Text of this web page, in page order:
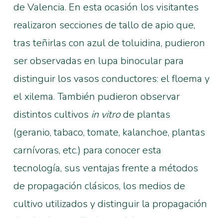
de Valencia. En esta ocasión los visitantes
realizaron secciones de tallo de apio que,
tras teñirlas con azul de toluidina, pudieron
ser observadas en lupa binocular para
distinguir los vasos conductores: el floema y
el xilema. También pudieron observar
distintos cultivos in vitrode plantas
(geranio, tabaco, tomate, kalanchoe, plantas
carnívoras, etc.) para conocer esta
tecnología, sus ventajas frente a métodos
de propagación clásicos, los medios de
cultivo utilizados y distinguir la propagación